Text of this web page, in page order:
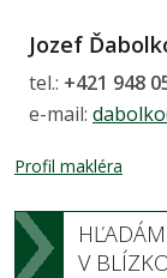
Jozef
tel.: +421 948
e-mail:
Profil makléra
V